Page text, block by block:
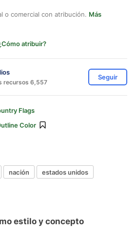
o comercial con atribución. Más
atribuir?
recursos 6,557
Seguir
Flags
Color
nación
estados unidos
estilo y concepto